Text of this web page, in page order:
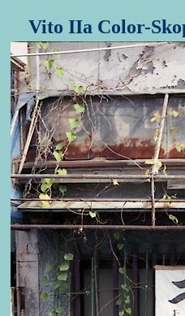
Vito IIa Color-